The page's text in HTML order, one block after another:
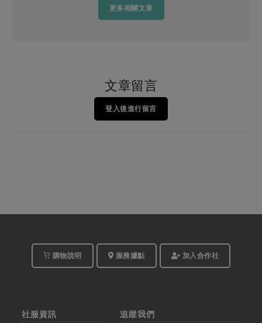
更多相關文章
文章留言
登入後進行留言
購物說明 服務據點 加入合作社
社服資訊 追蹤我們